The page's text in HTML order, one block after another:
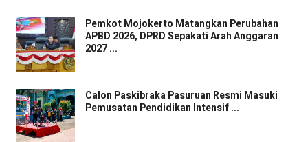
Pemkot Mojokerto Matangkan Perubahan
APBD 2026, DPRD Sepakati Arah Anggaran
2027 ...
Calon Paskibraka Pasuruan Resmi Masuki
Pemusatan Pendidikan Intensif ...